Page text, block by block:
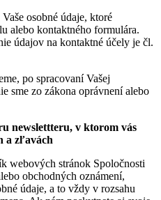
osobné údaje, ktoré
alebo kontaktného formulára.
údajov na kontaktné účely je čl.
po spracovaní Vašej
sme zo zákona oprávnení alebo
newslettteru, v ktorom vás
a zľavách
webových stránok Spoločnosti
obchodných oznámení,
údaje, a to vždy v rozsahu